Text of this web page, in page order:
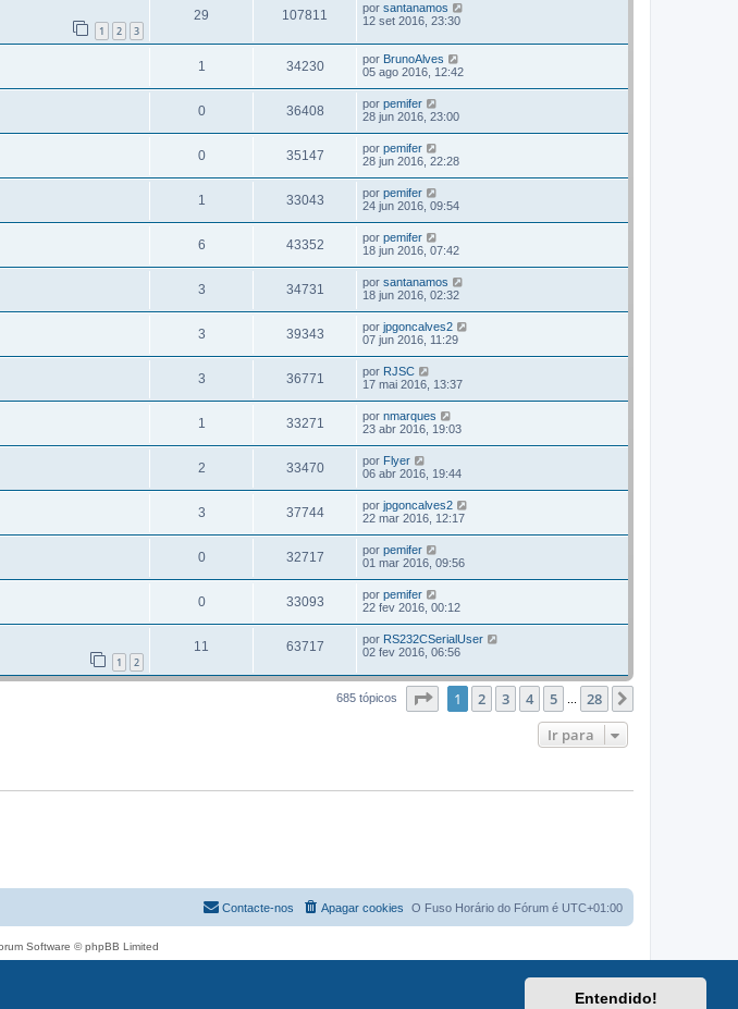
Entendido!
1 2 3
29 107811 por santanamos
12 set 2016, 23:30
1 34230 por BrunoAlves
05 ago 2016, 12:42
0 36408 por pemifer
28 jun 2016, 23:00
0 35147 por pemifer
28 jun 2016, 22:28
1 33043 por pemifer
24 jun 2016, 09:54
6 43352 por pemifer
18 jun 2016, 07:42
3 34731 por santanamos
18 jun 2016, 02:32
3 39343 por jpgoncalves2
07 jun 2016, 11:29
3 36771 por RJSC
17 mai 2016, 13:37
1 33271 por nmarques
23 abr 2016, 19:03
2 33470 por Flyer
06 abr 2016, 19:44
3 37744 por jpgoncalves2
22 mar 2016, 12:17
0 32717 por pemifer
01 mar 2016, 09:56
0 33093 por pemifer
22 fev 2016, 00:12
1 2
11 63717 por RS232CSerialUser
02 fev 2016, 06:56
685 tópicos Página1 de 28
1 2 3 4 5 28
Ir para
O Fuso Horário do Fórum é UTC+01:00
Apagar cookies
Contacte-nos
Software © phpBB Limited